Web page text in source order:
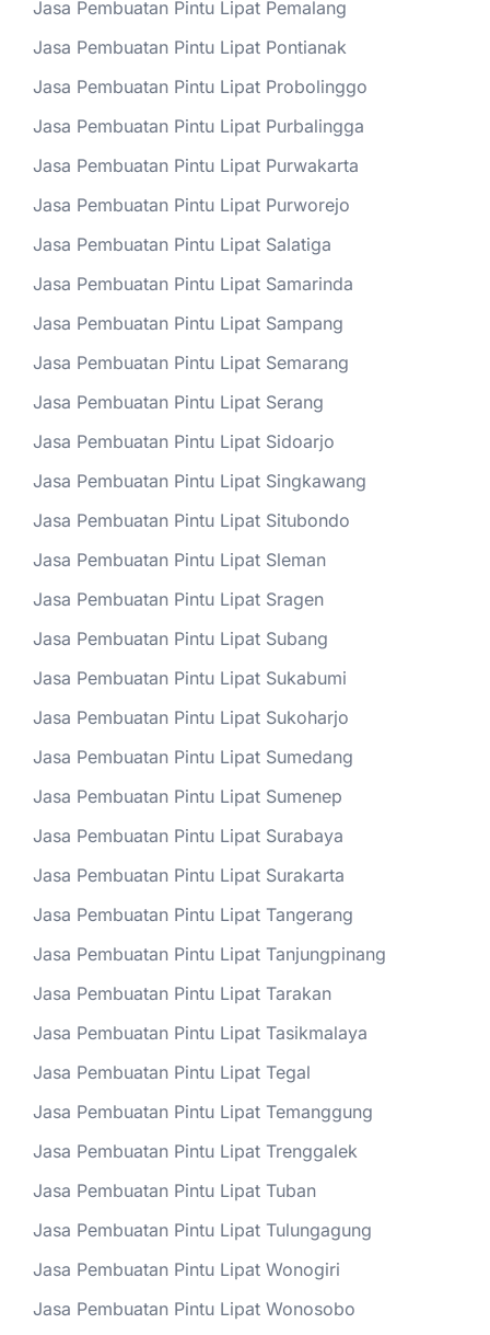
Jasa Pembuatan Pintu Lipat Pemalang
Jasa Pembuatan Pintu Lipat Pontianak
Jasa Pembuatan Pintu Lipat Probolinggo
Jasa Pembuatan Pintu Lipat Purbalingga
Jasa Pembuatan Pintu Lipat Purwakarta
Jasa Pembuatan Pintu Lipat Purworejo
Jasa Pembuatan Pintu Lipat Salatiga
Jasa Pembuatan Pintu Lipat Samarinda
Jasa Pembuatan Pintu Lipat Sampang
Jasa Pembuatan Pintu Lipat Semarang
Jasa Pembuatan Pintu Lipat Serang
Jasa Pembuatan Pintu Lipat Sidoarjo
Jasa Pembuatan Pintu Lipat Singkawang
Jasa Pembuatan Pintu Lipat Situbondo
Jasa Pembuatan Pintu Lipat Sleman
Jasa Pembuatan Pintu Lipat Sragen
Jasa Pembuatan Pintu Lipat Subang
Jasa Pembuatan Pintu Lipat Sukabumi
Jasa Pembuatan Pintu Lipat Sukoharjo
Jasa Pembuatan Pintu Lipat Sumedang
Jasa Pembuatan Pintu Lipat Sumenep
Jasa Pembuatan Pintu Lipat Surabaya
Jasa Pembuatan Pintu Lipat Surakarta
Jasa Pembuatan Pintu Lipat Tangerang
Jasa Pembuatan Pintu Lipat Tanjungpinang
Jasa Pembuatan Pintu Lipat Tarakan
Jasa Pembuatan Pintu Lipat Tasikmalaya
Jasa Pembuatan Pintu Lipat Tegal
Jasa Pembuatan Pintu Lipat Temanggung
Jasa Pembuatan Pintu Lipat Trenggalek
Jasa Pembuatan Pintu Lipat Tuban
Jasa Pembuatan Pintu Lipat Tulungagung
Jasa Pembuatan Pintu Lipat Wonogiri
Jasa Pembuatan Pintu Lipat Wonosobo